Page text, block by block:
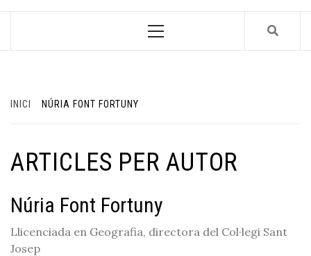
Menu
INICI NÚRIA FONT FORTUNY
ARTICLES PER AUTOR
Núria Font Fortuny
Llicenciada en Geografia, directora del Col·legi Sant
Josep